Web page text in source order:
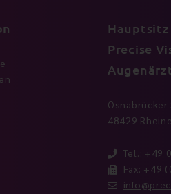
Hauptsitz
Precise
Osnabrücker
48429 Rheine
Tel.: +49
Fax: +49